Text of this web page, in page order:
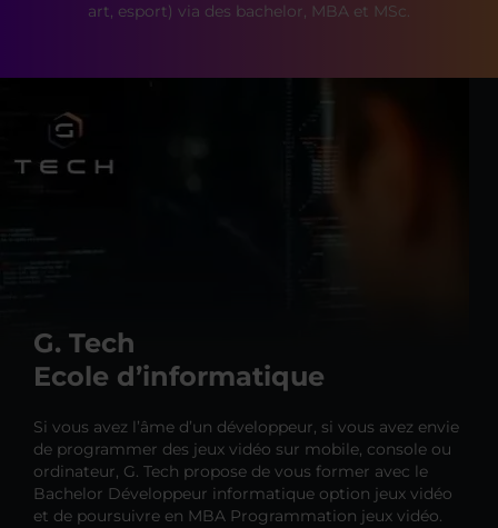
art, esport) via des bachelor, MBA et MSc.
G. Tech
Ecole d’informatique
Si vous avez l’âme d’un développeur, si vous avez envie
de programmer des jeux vidéo sur mobile, console ou
ordinateur, G. Tech propose de vous former avec le
Bachelor Développeur informatique option jeux vidéo
et de poursuivre en MBA Programmation jeux vidéo.